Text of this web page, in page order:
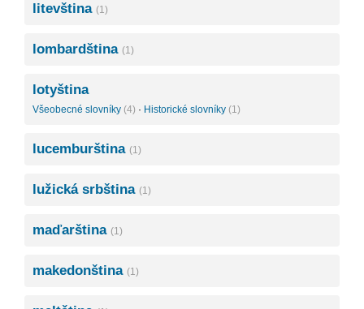
litevština (1)
lombardština (1)
lotyština
Všeobecné slovníky (4) · Historické slovníky (1)
lucemburština (1)
lužická srbština (1)
maďarština (1)
makedonština (1)